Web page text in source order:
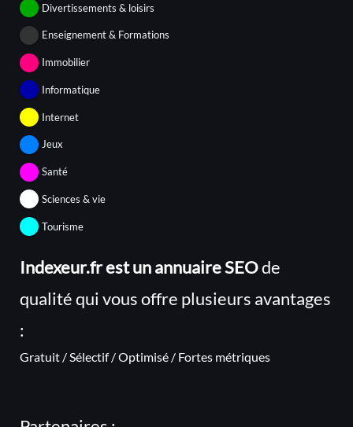
Divertissements & loisirs
Enseignement & Formations
Immobilier
Informatique
Internet
Jeux
Santé
Sciences & vie
Tourisme
Indexeur.fr est un annuaire SEOde
qualité qui vous offre plusieurs avantages
:
Gratuit / Sélectif / Optimisé / Fortes métriques